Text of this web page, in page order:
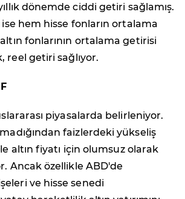
dönemde ciddi getiri sağlamış.
hem hisse fonların ortalama
fonlarının ortalama getirisi
reel getiri sağlıyor.
piyasalarda belirleniyor.
faizlerdeki yükseliş
altın fiyatı için olumsuz olarak
Ancak özellikle ABD'de
ve hisse senedi